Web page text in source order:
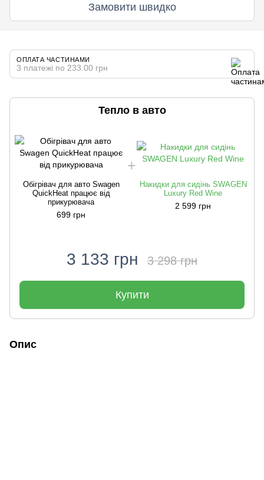
Замовити швидко
ОПЛАТА ЧАСТИНАМИ
3 платежі по 233.00 грн
Тепло в авто
Обігрівач для авто Swagen
QuickHeat працює від
прикурювача
699 грн
Накидки для сидінь SWAGEN
Luxury Red Wine
2 599 грн
3 133 грн 3 298 грн
Купити
Опис